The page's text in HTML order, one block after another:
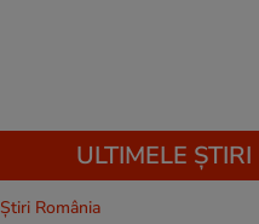
ULTIMELE ȘTIRI
Știri România